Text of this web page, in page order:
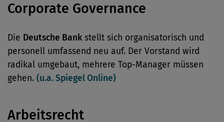
Corporate Governance
Die Deutsche Bank stellt sich organisatorisch und
personell umfassend neu auf. Der Vorstand wird
radikal umgebaut, mehrere Top-Manager müssen
gehen. (u.a. Spiegel Online)
Arbeitsrecht